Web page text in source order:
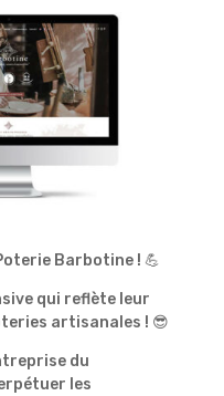
Barbotine ! 💪
qui reflète leur
artisanales ! 😎
du
les